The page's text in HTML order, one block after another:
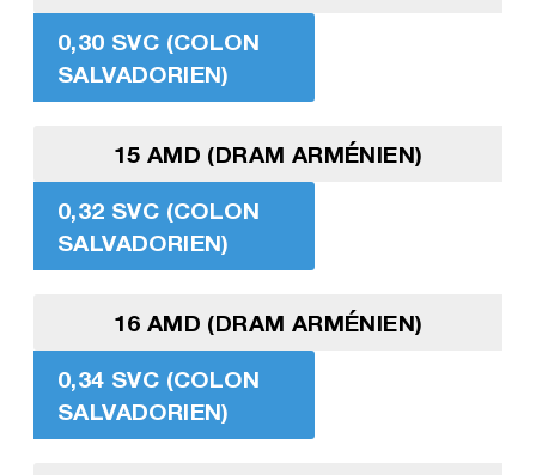
0,30 SVC (COLON
SALVADORIEN)
15 AMD (DRAM ARMÉNIEN)
0,32 SVC (COLON
SALVADORIEN)
16 AMD (DRAM ARMÉNIEN)
0,34 SVC (COLON
SALVADORIEN)